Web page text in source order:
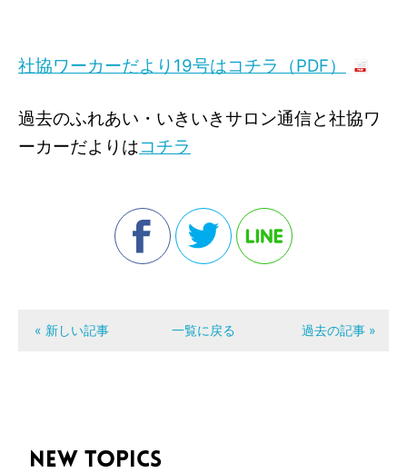
社協ワーカーだより19号はコチラ（PDF）
過去のふれあい・いきいきサロン通信と社協ワ
ーカーだよりはコチラ
« 新しい記事 一覧に戻る 過去の記事 »
NEW TOPICS